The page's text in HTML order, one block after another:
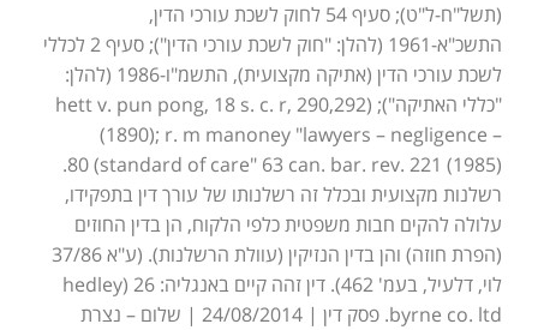
(תשל"ח-ל"ט); סעיף 54 לחוק לשכת עורכי הדין,
התשכ"א-1961 (להלן: "חוק לשכת עורכי הדין"); סעיף 2 לכללי
לשכת עורכי הדין (אתיקה מקצועית), התשמ"ו-1986 (להלן:
"כללי האתיקה"); (hett v. pun pong, 18 s. c. r, 290,292
(1890); r. m manoney "lawyers – negligence –
standard of care" 63 can. bar. rev. 221 (1985)) 80.
רשלנות מקצועית ובכלל זה רשלנותו של עורך דין בתפקידו,
עלולה להקים חבות משפטית כלפי הלקוח, הן בדין החוזים
(הפרת חוזה) והן בדין הנזיקין (עוולת הרשלנות). (ע"א 37/86
לוי, דלעיל, בעמ' 462). דין זהה קיים באנגליה: 26 (hedley
byrne co. ltd. פסק דין | 24/08/2014 | שלום – נצרת